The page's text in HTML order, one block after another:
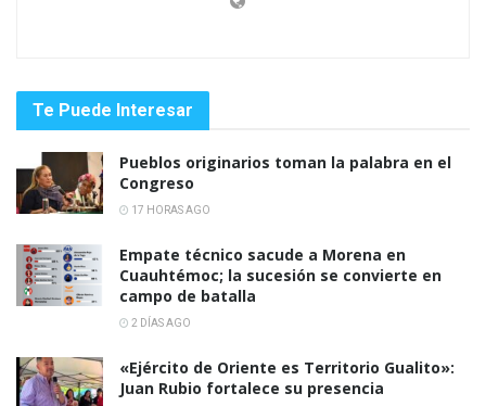
Te Puede Interesar
Pueblos originarios toman la palabra en el
Congreso
17 HORAS AGO
Empate técnico sacude a Morena en
Cuauhtémoc; la sucesión se convierte en
campo de batalla
2 DÍAS AGO
«Ejército de Oriente es Territorio Gualito»:
Juan Rubio fortalece su presencia